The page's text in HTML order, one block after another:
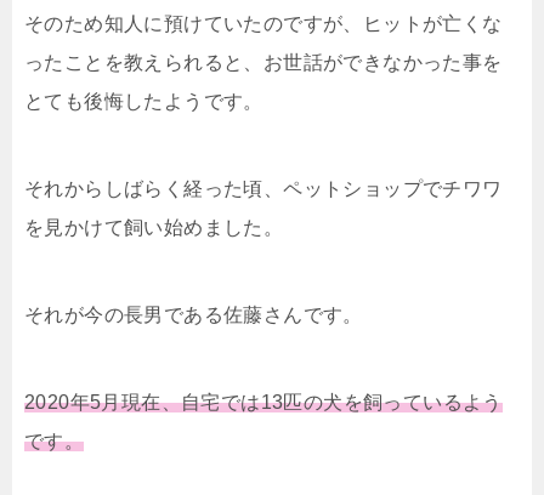
そのため知人に預けていたのですが、ヒットが亡くな
ったことを教えられると、お世話ができなかった事を
とても後悔したようです。
それからしばらく経った頃、ペットショップでチワワ
を見かけて飼い始めました。
それが今の長男である佐藤さんです。
2020年5月現在、自宅では13匹の犬を飼っているよう
です。